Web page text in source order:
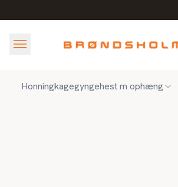
Honningkagegyngehest m ophæng